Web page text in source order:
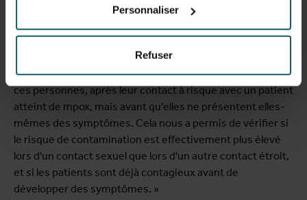
Personnaliser
Refuser
transmettait d'une personne à l'autre. C'est pourquoi elle
contacts étroits – sexuels ou non – avec une personne
chez qui la maladie venait d'être diagnostiquée. « Nous
avons systématiquement prélevé des échantillons chez
ces personnes, après leur contact à risque avec un patient
atteint de mpox, mais avant qu'elles ne présentent elles-
mêmes des symptômes. Cela nous a permis de vérifier si
le risque de contamination est effectivement plus élevé
lors d'un contact sexuel que lors d'un autre contact étroit,
et si les patients sont déjà contagieux avant de
développer des symptômes. »